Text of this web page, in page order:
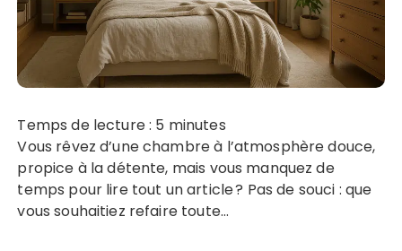
Temps de lecture : 5 minutes
Vous rêvez d’une chambre à l’atmosphère douce,
propice à la détente, mais vous manquez de
temps pour lire tout un article ? Pas de souci : que
vous souhaitiez refaire toute…